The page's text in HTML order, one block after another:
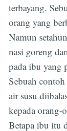
terbayang.
orang yang
Namun
nasi goreng
pada ibu yang
Sebuah
air susu
kepada orang-
Betapa ibu itu